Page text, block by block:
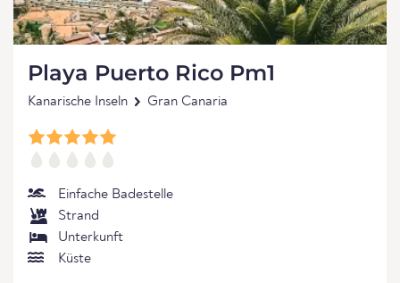
Playa Puerto Rico Pm1
Kanarische Inseln Gran Canaria
Einfache Badestelle
Strand
Unterkunft
Küste